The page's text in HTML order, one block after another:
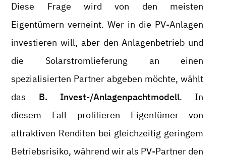
Diese Frage wird von den meisten
Eigentümern verneint. Wer in die PV-Anlagen
investieren will, aber den Anlagenbetrieb und
die Solarstromlieferung an einen
spezialisierten Partner abgeben möchte, wählt
das B. Invest-/Anlagenpachtmodell. In
diesem Fall profitieren Eigentümer von
attraktiven Renditen bei gleichzeitig geringem
Betriebsrisiko, während wir als PV-Partner den